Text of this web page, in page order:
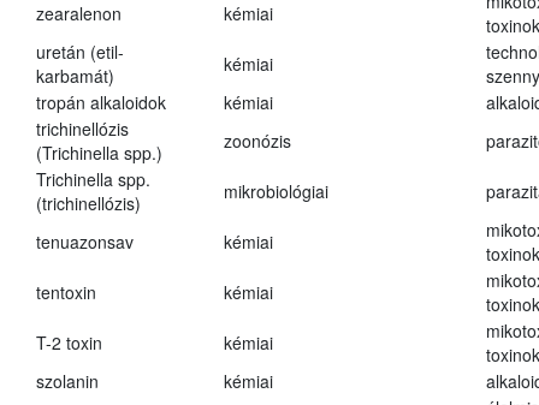
zearalenon
kémiai
toxinok
uretán (etil-
karbamát)
kémiai
tropán alkaloidok
kémiai
trichinellózis
(Trichinella spp.)
zoonózis
Trichinella spp.
(trichinellózis)
mikrobiológiai
tenuazonsav kémiai
toxinok
tentoxin
kémiai
toxinok
T-2 toxin
kémiai
toxinok
szolanin
kémiai